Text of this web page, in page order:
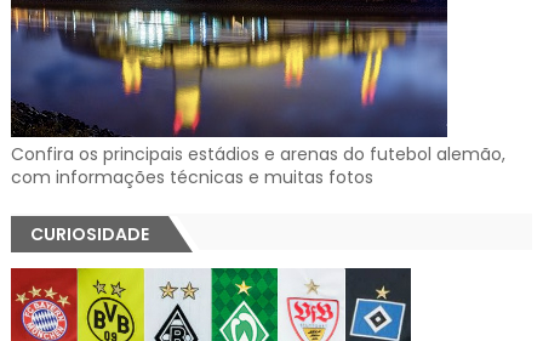
Confira os principais estádios e arenas do futebol alemão,
com informações técnicas e muitas fotos
CURIOSIDADE